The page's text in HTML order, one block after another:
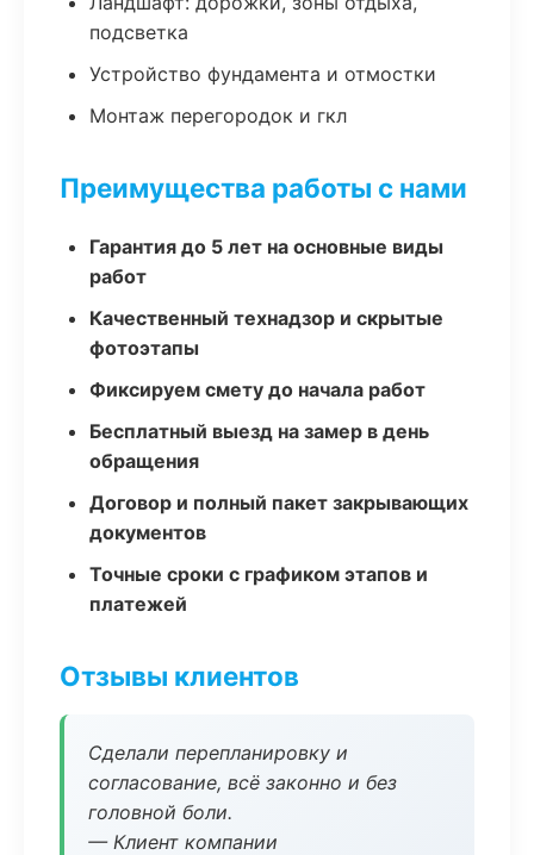
подсветка
Устройство фундамента и отмостки
Монтаж перегородок и гкл
Преимущества работы с нами
Гарантия до 5 лет на основные виды
работ
Качественный технадзор и скрытые
фотоэтапы
Фиксируем смету до начала работ
Бесплатный выезд на замер в день
обращения
Договор и полный пакет закрывающих
документов
Точные сроки с графиком этапов и
платежей
Отзывы клиентов
Сделали перепланировку и
согласование, всё законно и без
головной боли.
— Клиент компании